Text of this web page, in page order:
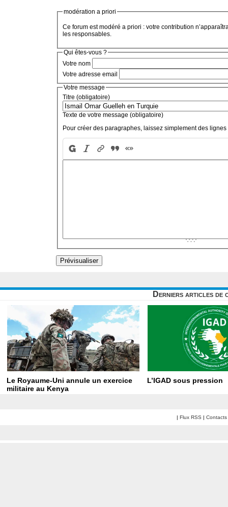
modération a priori
Ce forum est modéré a priori : votre contribution
les responsables.
Qui êtes-vous ?
Votre nom
Votre adresse email
Votre message
Titre (obligatoire)
Texte de votre message (obligatoire)
Pour créer des paragraphes, laissez simplement des lignes
Derniers articles de
Le Royaume-Uni annule un exercice
militaire au Kenya
L’IGAD sous pression
| Flux RSS | Contacts